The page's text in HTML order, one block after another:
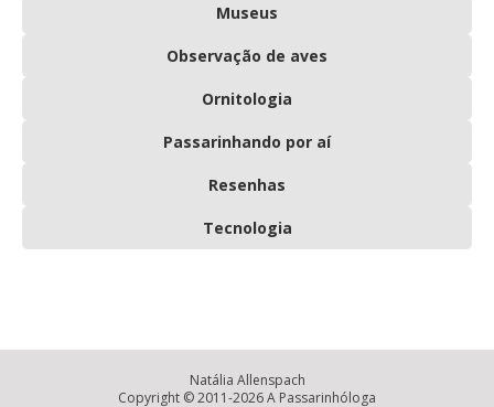
Museus
Observação de aves
Ornitologia
Passarinhando por aí
Resenhas
Tecnologia
Natália Allenspach
Copyright © 2011-2026 A Passarinhóloga